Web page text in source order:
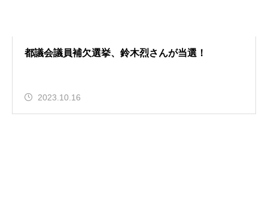
都議会議員補欠選挙、鈴木烈さんが当選！
2023.10.16